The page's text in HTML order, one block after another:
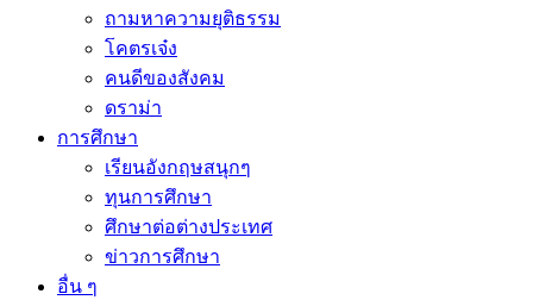
ถามหาความยุติธรรม
โคตรเจ๋ง
คนดีของสังคม
ดราม่า
การศึกษา
เรียนอังกฤษสนุกๆ
ทุนการศึกษา
ศึกษาต่อต่างประเทศ
ข่าวการศึกษา
อื่น ๆ